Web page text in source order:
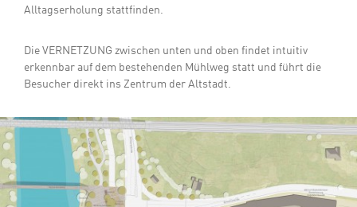
Alltagserholung stattfinden.
Die VERNETZUNG zwischen unten und oben findet intuitiv
erkennbar auf dem bestehenden Mühlweg statt und führt die
Besucher direkt ins Zentrum der Altstadt.